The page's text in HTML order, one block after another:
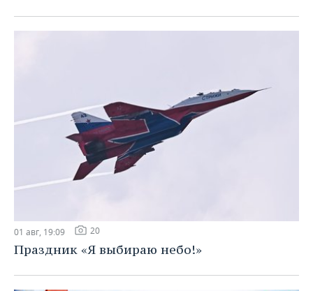
01 авг, 19:09 20
Праздник «Я выбираю небо!»